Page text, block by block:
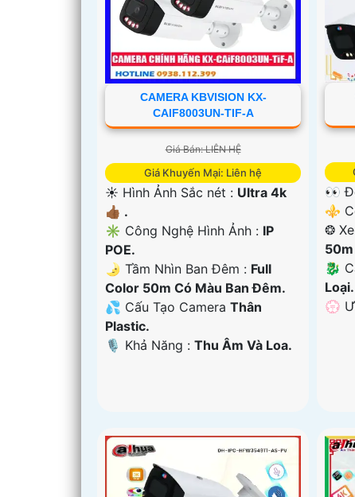
CAMERA KBVISION KX-
CAIF8003UN-TIF-A
Giá Bán: LIÊN HỆ
Giá Khuyến Mại: Liên hệ
☀️ Hình Ảnh Sắc nét : Ultra 4k
👍🏾 .
✳️ Công Nghệ Hình Ảnh : IP
POE.
🌛 Tầm Nhìn Ban Đêm : Full
Color 50m Có Màu Ban Ðêm.
💦 Cấu Tạo Camera Thân
Plastic.
️🎙 Khả Năng : Thu Âm Và Loa.
👀
⚜️
❂
🐉️
Loại.
️💮